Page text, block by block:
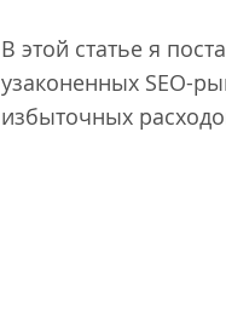
В этой статье я
узаконенных SEO-
избыточных